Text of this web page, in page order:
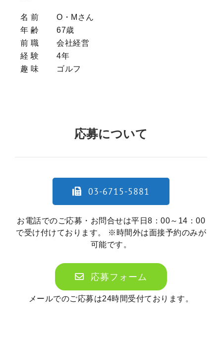
名 前
O・Mさん
年 齢
67歳
前 職
会社経営
経 験
4年
趣 味
ゴルフ
応募について
03-6715-5881
お電話でのご応募・お問合せは平日8：00～14：00
で受け付けております。 ※時間外は面接予約のみが
可能です。
応募フォーム
メールでのご応募は24時間受付ております。